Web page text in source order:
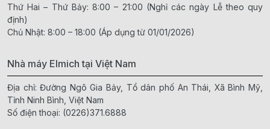
Thứ Hai – Thứ Bảy: 8:00 – 21:00 (Nghỉ các ngày Lễ theo quy
định)
Chủ Nhật: 8:00 – 18:00 (Áp dụng từ 01/01/2026)
Nhà máy Elmich tại Việt Nam
Địa chỉ: Đường Ngô Gia Bảy, Tổ dân phố An Thái, Xã Bình Mỹ,
Tỉnh Ninh Bình, Việt Nam
Số điện thoại: (0226)371.6888